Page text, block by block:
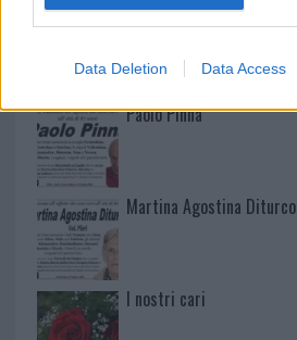
Data Deletion Data Access
Mario Malu
Paolo Pinna
Martina Agostina Diturco
I nostri cari